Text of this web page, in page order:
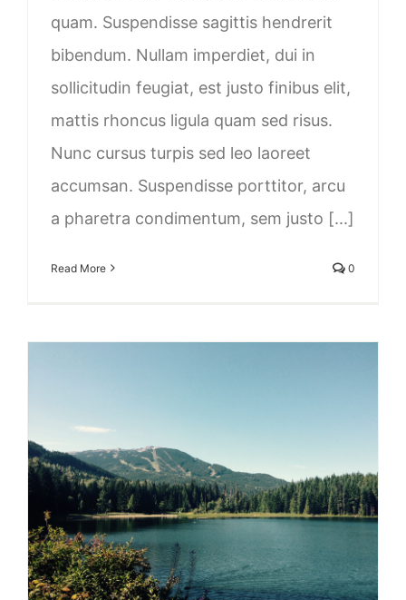
quam. Suspendisse sagittis hendrerit
bibendum. Nullam imperdiet, dui in
sollicitudin feugiat, est justo finibus elit,
mattis rhoncus ligula quam sed risus.
Nunc cursus turpis sed leo laoreet
accumsan. Suspendisse porttitor, arcu
a pharetra condimentum, sem justo [...]
Read More 0